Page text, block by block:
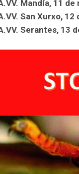
Mandía, 11 de
San Xurxo, 12
Serantes, 13